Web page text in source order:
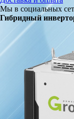
Мы в социальных
Гибридный